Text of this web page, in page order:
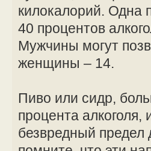
килокалорий. Одна
40 процентов
Мужчины могут
женщины – 14.
Пиво или сидр,
процента
безвредный